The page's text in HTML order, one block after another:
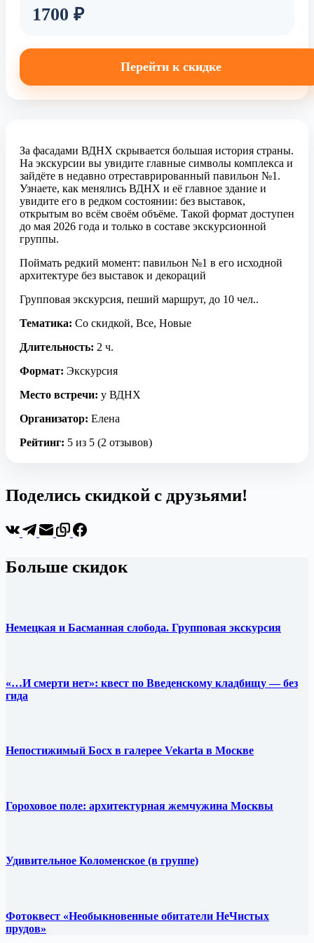
1700 ₽
Перейти к скидке
За фасадами ВДНХ скрывается большая история страны.
На экскурсии вы увидите главные символы комплекса и
зайдёте в недавно отреставрированный павильон №1.
Узнаете, как менялись ВДНХ и её главное здание и
увидите его в редком состоянии: без выставок,
открытым во всём своём объёме. Такой формат доступен
до мая 2026 года и только в составе экскурсионной
группы.
Поймать редкий момент: павильон №1 в его исходной
архитектуре без выставок и декораций
Групповая экскурсия, пеший маршрут, до 10 чел..
Тематика: Со скидкой, Все, Новые
Длительность: 2 ч.
Формат: Экскурсия
Место встречи: у ВДНХ
Организатор: Елена
Рейтинг: 5 из 5 (2 отзывов)
Поделись скидкой с друзьями!
Больше скидок
Немецкая и Басманная слобода. Групповая экскурсия
«…И смерти нет»: квест по Введенскому кладбищу — без
гида
Непостижимый Босх в галерее Vekarta в Москве
Гороховое поле: архитектурная жемчужина Москвы
Удивительное Коломенское (в группе)
Фотоквест «Необыкновенные обитатели НеЧистых
прудов»